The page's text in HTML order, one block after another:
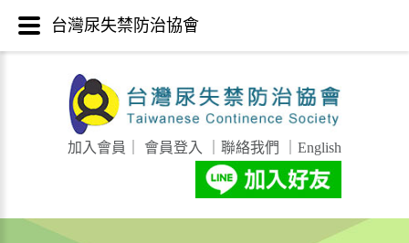
加入會員 會員登入 聯絡我們 English
台灣尿失禁防治協會